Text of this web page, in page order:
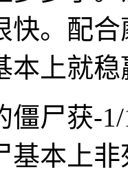
快。配
本上就稳
僵尸获-
基本上